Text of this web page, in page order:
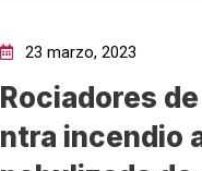
23 marzo, 2023
Rociadores
ntra incendio